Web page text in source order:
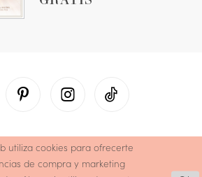
utiliza cookies para ofrecerte
de compra y marketing